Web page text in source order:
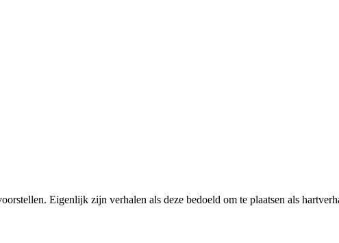
Eigenlijk zijn verhalen als deze bedoeld om te plaatsen als